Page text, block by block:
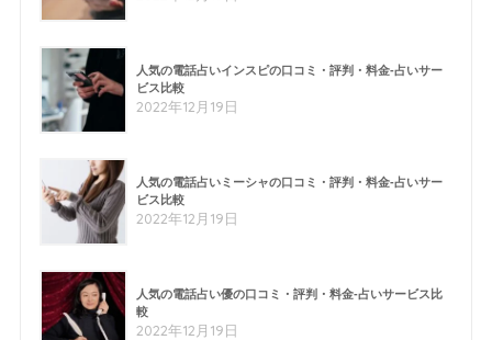
人気の電話占いインスピの口コミ・評判・料金-占いサー
ビス比較
2022年12月19日
人気の電話占いミーシャの口コミ・評判・料金-占いサー
ビス比較
2022年12月19日
人気の電話占い優の口コミ・評判・料金-占いサービス比
較
2022年12月19日